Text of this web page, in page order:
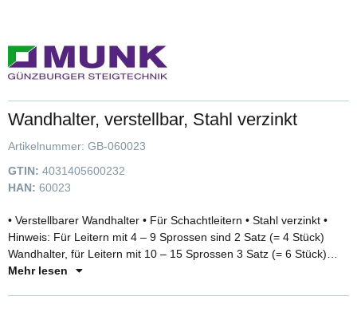
Wandhalter, verstellbar, Stahl verzinkt
Artikelnummer: GB-060023
GTIN: 4031405600232
HAN: 60023
• Verstellbarer Wandhalter • Für Schachtleitern • Stahl verzinkt •
Hinweis: Für Leitern mit 4 – 9 Sprossen sind 2 Satz (= 4 Stück)
Wandhalter, für Leitern mit 10 – 15 Sprossen 3 Satz (= 6 Stück)
Wandhalter, für Leitern mit 16 – 24 Sprossen 5 Satz (= 10 Stück)
Mehr lesen